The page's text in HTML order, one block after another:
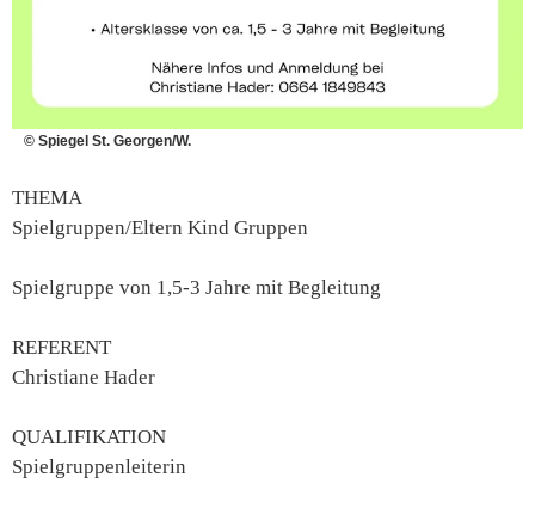
© Spiegel St. Georgen/W.
THEMA
Spielgruppen/Eltern Kind Gruppen
Spielgruppe von 1,5-3 Jahre mit Begleitung
REFERENT
Christiane Hader
QUALIFIKATION
Spielgruppenleiterin